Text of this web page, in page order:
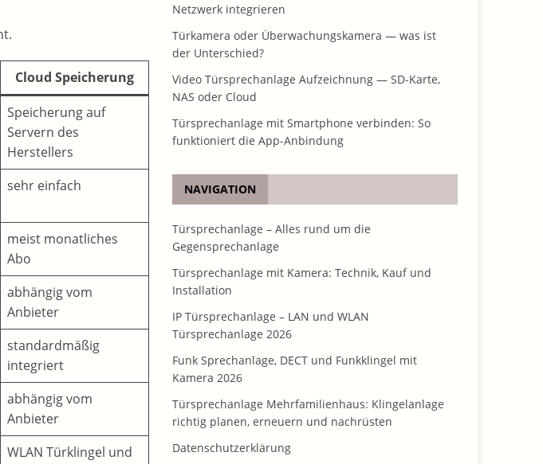
Cloud Speicherung
Speicherung auf
Servern des
Herstellers
sehr einfach
meist monatliches
Abo
abhängig vom
Anbieter
standardmäßig
integriert
abhängig vom
Anbieter
WLAN Türklingel und
Netzwerk integrieren
Türkamera oder Überwachungskamera — was ist
der Unterschied?
Video Türsprechanlage Aufzeichnung — SD-Karte,
NAS oder Cloud
Türsprechanlage mit Smartphone verbinden: So
funktioniert die App-Anbindung
NAVIGATION
Türsprechanlage – Alles rund um die
Gegensprechanlage
Türsprechanlage mit Kamera: Technik, Kauf und
Installation
IP Türsprechanlage – LAN und WLAN
Türsprechanlage 2026
Funk Sprechanlage, DECT und Funkklingel mit
Kamera 2026
Türsprechanlage Mehrfamilienhaus: Klingelanlage
richtig planen, erneuern und nachrüsten
Datenschutzerklärung